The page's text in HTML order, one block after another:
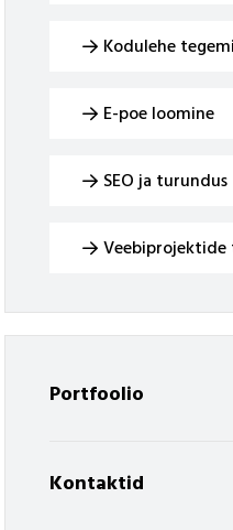
Kodulehe
E-poe loomine
SEO ja turundus
Veebiprojektide
Portfoolio
Kontaktid